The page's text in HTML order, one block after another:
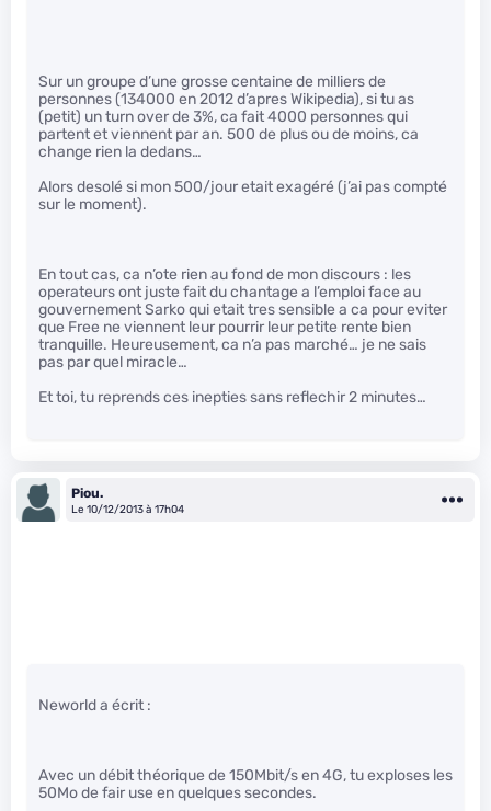
Sur un groupe d’une grosse centaine de milliers de
personnes (134000 en 2012 d’apres Wikipedia), si tu as
(petit) un turn over de 3%, ca fait 4000 personnes qui
partent et viennent par an. 500 de plus ou de moins, ca
change rien la dedans…
Alors desolé si mon 500/jour etait exagéré (j’ai pas compté
sur le moment).
En tout cas, ca n’ote rien au fond de mon discours : les
operateurs ont juste fait du chantage a l’emploi face au
gouvernement Sarko qui etait tres sensible a ca pour eviter
que Free ne viennent leur pourrir leur petite rente bien
tranquille. Heureusement, ca n’a pas marché… je ne sais
pas par quel miracle…
Et toi, tu reprends ces inepties sans reflechir 2 minutes…
Piou.
Le 10/12/2013 à 17h04
Neworld a écrit :
Avec un débit théorique de 150Mbit/s en 4G, tu exploses les
50Mo de fair use en quelques secondes.